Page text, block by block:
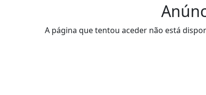
A página que tentou aceder não está